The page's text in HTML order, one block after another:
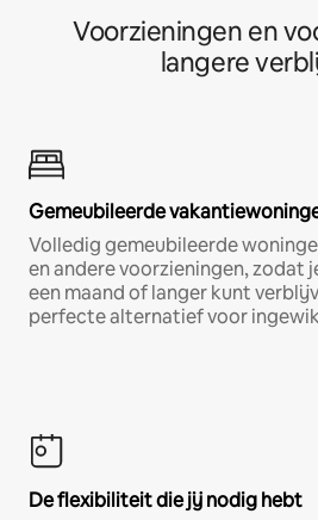
Voorzieningen en
langere
Gemeubileerde
Volledig gemeubileerde
en andere voorzieningen, zodat
een maand of langer kunt
perfecte alternatief voor
De flexibiliteit die jij nodig hebt